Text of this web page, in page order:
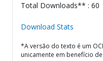
Total Downloads** : 60
Download Stats
*A versão do texto é um
unicamente em benefício